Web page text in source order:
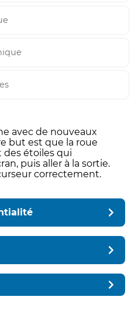
avec de nouveaux
but est que la roue
étoiles qui
puis aller à la sortie.
correctement.